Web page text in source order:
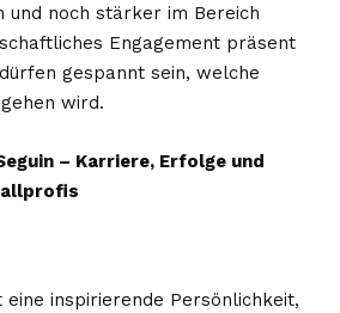
und noch stärker im Bereich
Engagement präsent
gespannt sein, welche
wird.
– Karriere, Erfolge und
eine inspirierende Persönlichkeit,